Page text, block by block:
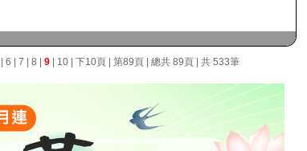
6 7 8 9| 10| 下10頁| 第89頁| 總共 89頁 | 共 533筆